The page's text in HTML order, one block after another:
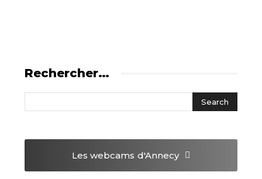
Rechercher…
Les webcams d'Annecy